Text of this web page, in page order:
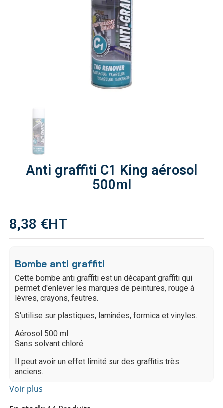
Anti graffiti C1 King aérosol
500ml
8,38 €HT
Bombe anti graffiti
Cette bombe anti graffiti est un décapant graffiti qui
permet d'enlever les marques de peintures, rouge à
lèvres, crayons, feutres.
S'utilise sur plastiques, laminées, formica et vinyles.
Aérosol 500 ml
Sans solvant chloré
Il peut avoir un effet limité sur des graffitis très
anciens.
Voir plus